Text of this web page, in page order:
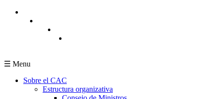
Pasar al contenido principal
☰ Menu
Sobre el CAC
Estructura organizativa